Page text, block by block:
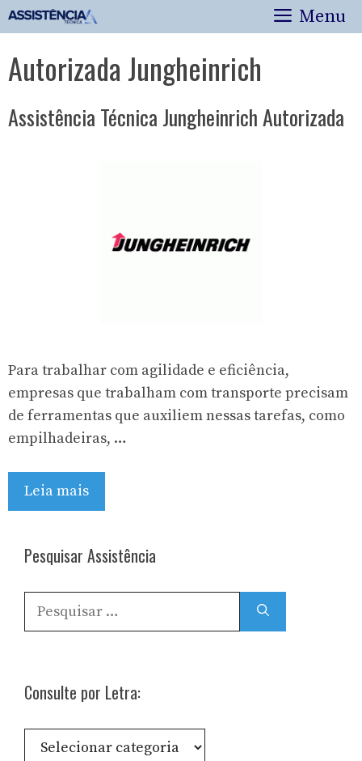
Pular
para
conteúdo
Menu
Autorizada Jungheinrich
Assistência Técnica Jungheinrich Autorizada
Para trabalhar com agilidade e eficiência,
empresas que trabalham com transporte precisam
de ferramentas que auxiliem nessas tarefas, como
empilhadeiras, …
Leia mais
Pesquisar Assistência
Pesquisar
por:
Consulte por Letra:
Consulte